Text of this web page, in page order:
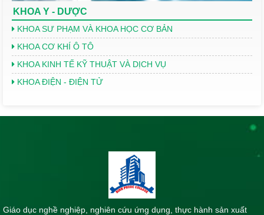
KHOA Y - DƯỢC
KHOA SƯ PHẠM VÀ KHOA HỌC CƠ BẢN
KHOA CƠ KHÍ Ô TÔ
KHOA KINH TẾ KỸ THUẬT VÀ DỊCH VỤ
KHOA ĐIỆN - ĐIỆN TỬ
Giáo dục nghề nghiệp, nghiên cứu ứng dụng, thực hành sản xuất